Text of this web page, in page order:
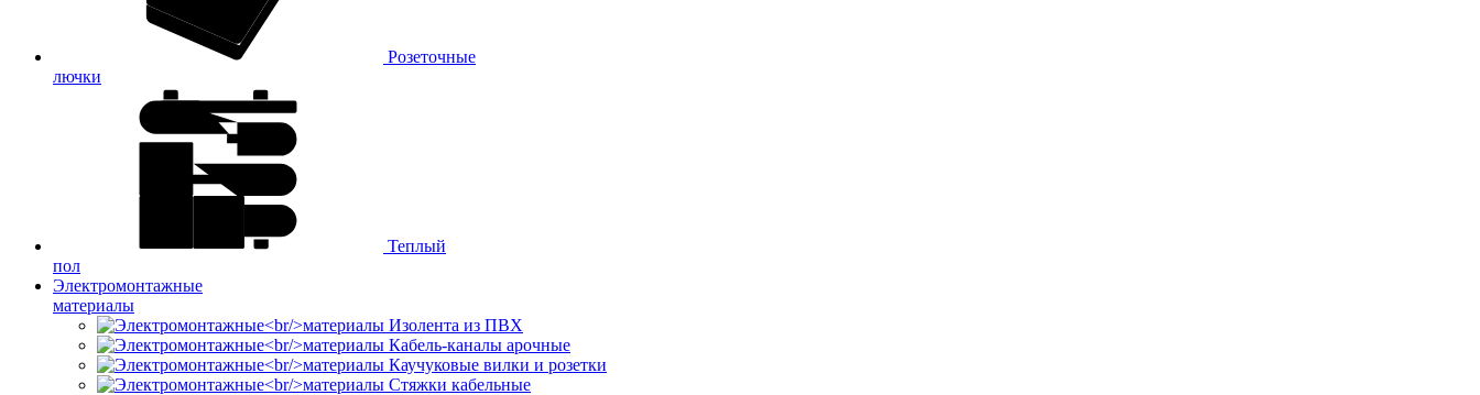
Розеточные
лючки
Теплый
пол
Электромонтажные
материалы
Изолента из ПВХ
Кабель-каналы арочные
Каучуковые вилки и розетки
Стяжки кабельные